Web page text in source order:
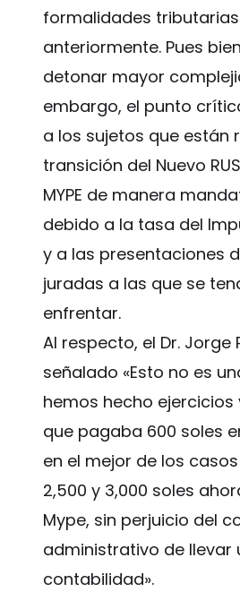
formalidades
anteriormente. Pues
detonar mayor
embargo, el punto
a los sujetos que están
transición del Nuevo
MYPE de manera
debido a la tasa del
y a las presentaciones
juradas a las que se
enfrentar.
Al respecto, el Dr. Jorge
señalado «Esto no es
hemos hecho
que pagaba 600 soles
en el mejor de los
2,500 y 3,000 soles
Mype, sin perjuicio del
administrativo de llevar
contabilidad».